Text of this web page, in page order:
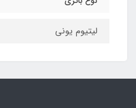
لیتیوم یونی